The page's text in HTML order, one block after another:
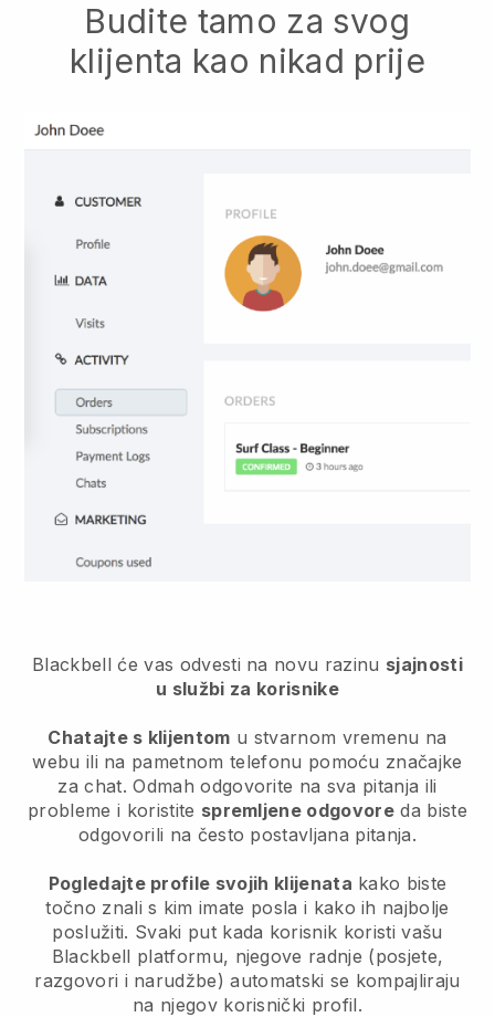
Budite tamo za svog
klijenta kao nikad prije
Blackbell će vas odvesti na novu razinu sjajnosti
u službi za korisnike
Chatajte s klijentom u stvarnom vremenu na
webu ili na pametnom telefonu pomoću značajke
za chat. Odmah odgovorite na sva pitanja ili
probleme i koristite spremljene odgovoreda biste
odgovorili na često postavljana pitanja.
Pogledajte profile svojih klijenata kako biste
točno znali s kim imate posla i kako ih najbolje
poslužiti. Svaki put kada korisnik koristi vašu
Blackbell platformu, njegove radnje (posjete,
razgovori i narudžbe) automatski se kompajliraju
na njegov korisnički profil.